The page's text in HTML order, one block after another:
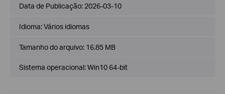
Data de Publicação: 2026-03-10
Idioma:Vários idiomas
Tamanho do arquivo: 16.85 MB
Sistema operacional: Win10 64-bit